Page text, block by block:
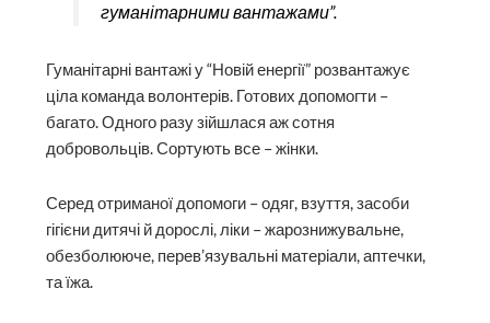
гуманітарними вантажами”.
Гуманітарні вантажі у “Новій енергії” розвантажує
ціла команда волонтерів. Готових допомогти –
багато. Одного разу зійшлася аж сотня
добровольців. Сортують все – жінки.
Серед отриманої допомоги – одяг, взуття, засоби
гігієни дитячі й дорослі, ліки – жарознижувальне,
обезболююче, перев’язувальні матеріали, аптечки,
та їжа.